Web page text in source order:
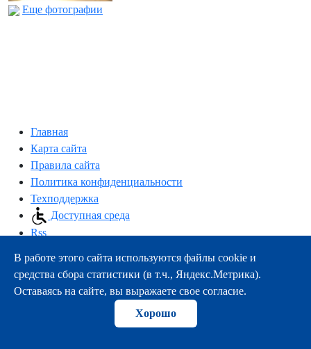
Еще фотографии
Главная
Карта сайта
Правила сайта
Политика конфиденциальности
Техподдержка
Доступная среда
Rss
163000, г.Архангельск, пр-т Троицкий, 51
тел.:+7 (8182) 21-11-63
e-mail:info@nsmu.ru
© ФГБОУ ВО СГМУ (г. Архангельск) Минздрава России
В работе этого сайта используются файлы cookie и
средства сбора статистики (в т.ч., Яндекс.Метрика).
Оставаясь на сайте, вы выражаете свое согласие.
Хорошо